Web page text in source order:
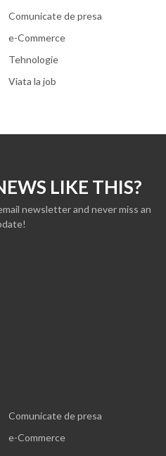
Comunicate de presa
e-Commerce
Tehnologie
Viata la job
LIKE THIS?
newsletter and never miss an
Comunicate de presa
e-Commerce